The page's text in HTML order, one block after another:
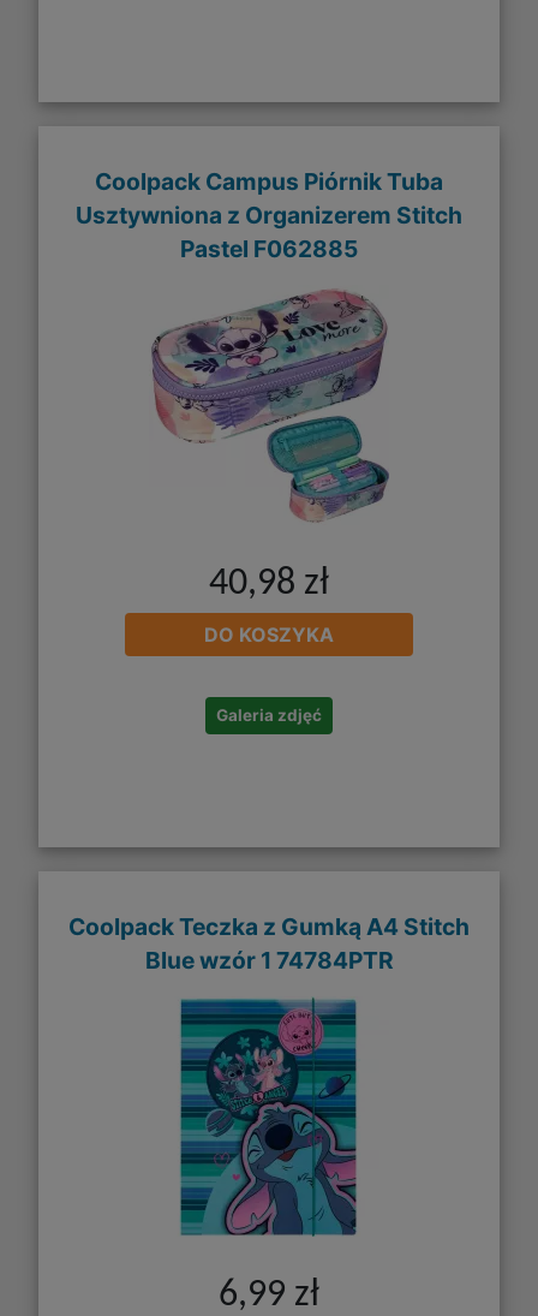
Coolpack Campus Piórnik Tuba
Usztywniona z Organizerem Stitch
Pastel F062885
40,98 zł
DO KOSZYKA
Galeria zdjęć
Coolpack Teczka z Gumką A4 Stitch
Blue wzór 1 74784PTR
6,99 zł